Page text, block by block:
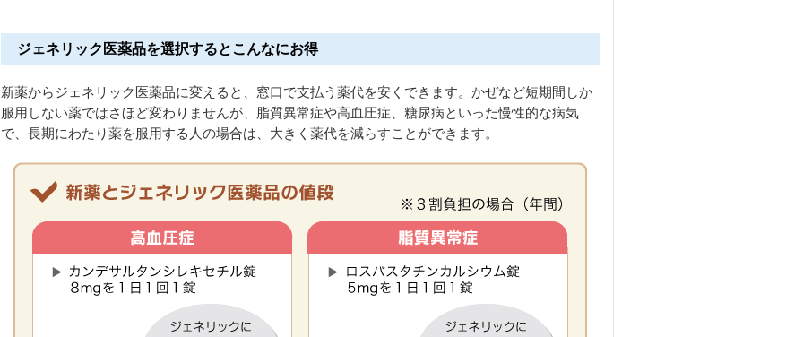
ジェネリック医薬品を選択するとこんなにお得
新薬からジェネリック医薬品に変えると、窓口で支払う薬代を安くできます。かぜなど短期間しか
服用しない薬ではさほど変わりませんが、脂質異常症や高血圧症、糖尿病といった慢性的な病気
で、長期にわたり薬を服用する人の場合は、大きく薬代を減らすことができます。